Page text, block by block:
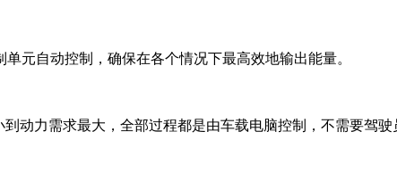
元自动控制，确保在各个情况下最高效地输出能量。
动力需求最大，全部过程都是由车载电脑控制，不需要驾